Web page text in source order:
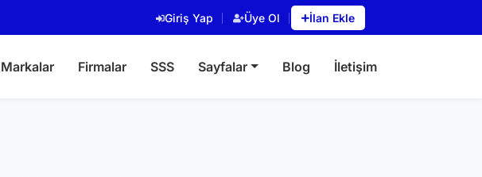
Giriş Yap Üye Ol İlan Ekle
Markalar Firmalar SSS Sayfalar Blog İletişim